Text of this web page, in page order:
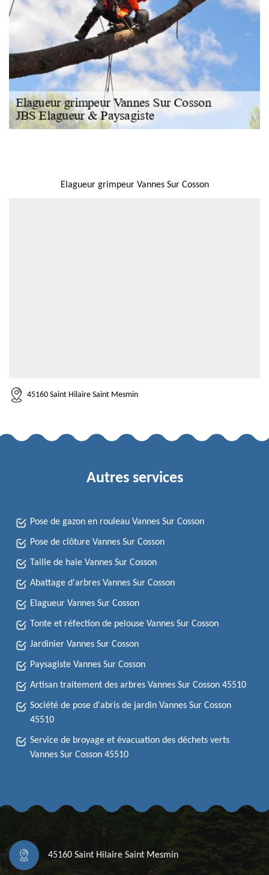
Elagueur grimpeur Vannes Sur Cosson
45160 Saint Hilaire Saint Mesmin
Autres services
Pose de gazon en rouleau Vannes Sur Cosson
Pose de clôture Vannes Sur Cosson
Taille de haie Vannes Sur Cosson
Abattage d'arbres Vannes Sur Cosson
Elagueur Vannes Sur Cosson
Tonte et réfection de pelouse Vannes Sur Cosson
Jardinier Vannes Sur Cosson
Paysagiste Vannes Sur Cosson
Artisan traitement des arbres Vannes Sur Cosson 45510
Société de pose d'abris de jardin Vannes Sur Cosson
45510
Service de broyage et évacuation des déchets verts
Vannes Sur Cosson 45510
45160 Saint Hilaire Saint Mesmin